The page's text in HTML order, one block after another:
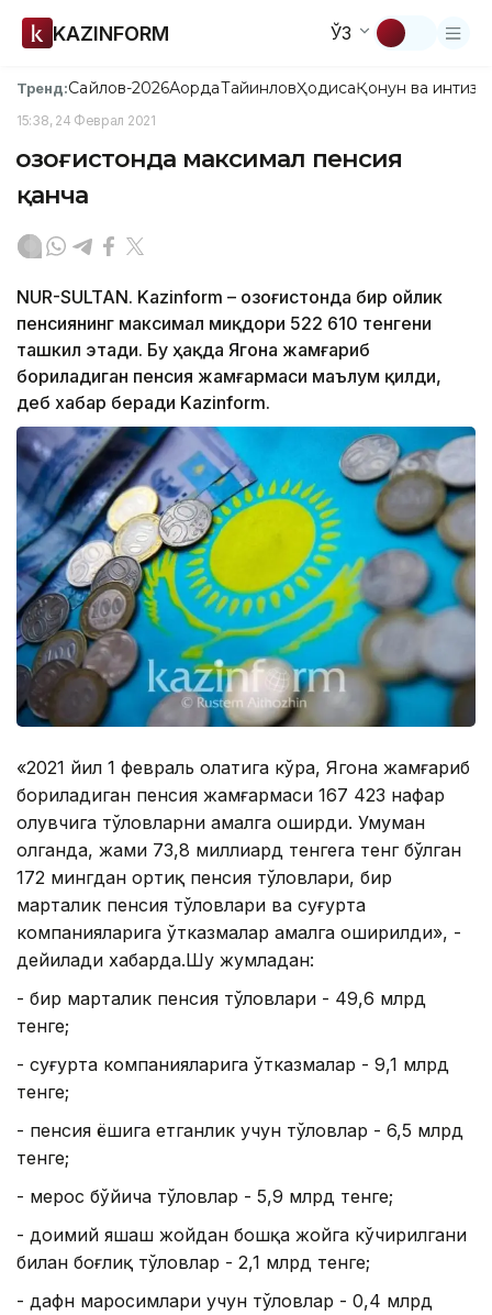
KAZINFORM ЎЗ
Тренд:Сайлов-2026АқордаТайинловҲодисаҚонун ва
15:38, 24 Феврал 2021
Қозоғистонда максимал пенсия
қанча
NUR-SULTAN. Kazinform – Қозоғистонда бир ойлик
пенсиянинг максимал миқдори 522 610 тенгени
ташкил этади. Бу ҳақда Ягона жамғариб
бориладиган пенсия жамғармаси маълум қилди,
деб хабар беради Kazinform.
«2021 йил 1 февраль ҳолатига кўра, Ягона жамғариб
бориладиган пенсия жамғармаси 167 423 нафар
олувчига тўловларни амалга оширди. Умуман
олганда, жами 73,8 миллиард тенгега тенг бўлган
172 мингдан ортиқ пенсия тўловлари, бир
марталик пенсия тўловлари ва суғурта
компанияларига ўтказмалар амалга оширилди», -
дейилади хабарда.Шу жумладан:
- бир марталик пенсия тўловлари - 49,6 млрд
тенге;
- суғурта компанияларига ўтказмалар - 9,1 млрд
тенге;
- пенсия ёшига етганлик учун тўловлар - 6,5 млрд
тенге;
- мерос бўйича тўловлар - 5,9 млрд тенге;
- доимий яшаш жойдан бошқа жойга кўчирилгани
билан боғлиқ тўловлар - 2,1 млрд тенге;
- дафн маросимлари учун тўловлар - 0,4 млрд